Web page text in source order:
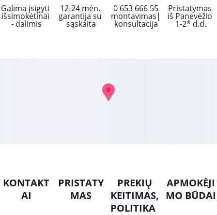
KONTAKT
AI
PRISTATY
MAS
APMOKĖJI
MO BŪDAI
PREKIŲ
KEITIMAS,
POLITIKA
Galima įsigyti
išsimokėtinai
- dalimis
12-24 mėn.
garantija su
sąskaita
Pristatymas
iš Panevėžio
1-2* d.d.
0 653 666 55
montavimas|
konsultacija